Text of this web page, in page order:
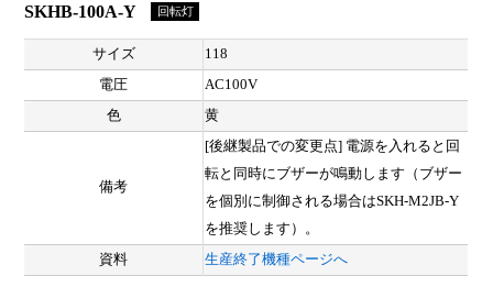
SKHB-100A-Y 回転灯
サイズ
118
電圧
AC100V
色
黄
備考
[後継製品での変更点] 電源を入れると回
転と同時にブザーが鳴動します（ブザー
を個別に制御される場合はSKH-M2JB-Y
を推奨します）。
資料
生産終了機種ページへ